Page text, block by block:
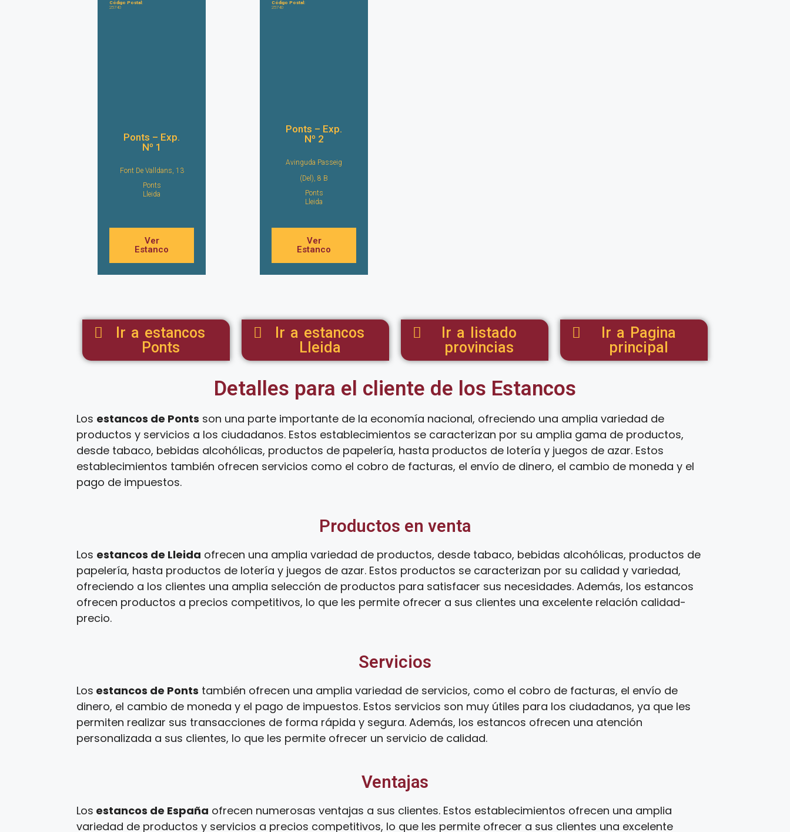
Código Postal:
25740
Ponts – Exp.
Nº 1
Font De Valldans, 13
Ponts
Lleida
Ver
Estanco
Código Postal:
25740
Ponts – Exp.
Nº 2
Avinguda Passeig
(Del), 8 B
Ponts
Lleida
Ver
Estanco
Ir a estancos
Ponts
Ir a estancos
Lleida
Ir a listado
provincias
Ir a Pagina
principal
Detalles para el cliente de los Estancos
Los estancos de Ponts son una parte importante de la economía nacional, ofreciendo una amplia variedad de
productos y servicios a los ciudadanos. Estos establecimientos se caracterizan por su amplia gama de productos,
desde tabaco, bebidas alcohólicas, productos de papelería, hasta productos de lotería y juegos de azar. Estos
establecimientos también ofrecen servicios como el cobro de facturas, el envío de dinero, el cambio de moneda y el
pago de impuestos.
Productos en venta
Los estancos de Lleida ofrecen una amplia variedad de productos, desde tabaco, bebidas alcohólicas, productos de
papelería, hasta productos de lotería y juegos de azar. Estos productos se caracterizan por su calidad y variedad,
ofreciendo a los clientes una amplia selección de productos para satisfacer sus necesidades. Además, los estancos
ofrecen productos a precios competitivos, lo que les permite ofrecer a sus clientes una excelente relación calidad-
precio.
Servicios
Los estancos de Ponts también ofrecen una amplia variedad de servicios, como el cobro de facturas, el envío de
dinero, el cambio de moneda y el pago de impuestos. Estos servicios son muy útiles para los ciudadanos, ya que les
permiten realizar sus transacciones de forma rápida y segura. Además, los estancos ofrecen una atención
personalizada a sus clientes, lo que les permite ofrecer un servicio de calidad.
Ventajas
Los estancos de España ofrecen numerosas ventajas a sus clientes. Estos establecimientos ofrecen una amplia
variedad de productos y servicios a precios competitivos, lo que les permite ofrecer a sus clientes una excelente